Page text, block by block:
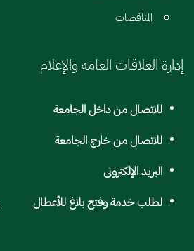
المناقصات
إدارة العلاقات العامة والإعلام
للاتصال من داخل الجامعة
للاتصال من خارج الجامعة
البريد الإلكترونى
لطلب خدمة وفتح بلاغ للأعطال